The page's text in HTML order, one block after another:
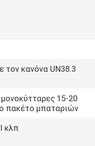
τον κανόνα UN38.3
μονοκύτταρες 15-20
πακέτο μπαταριών
κλπ